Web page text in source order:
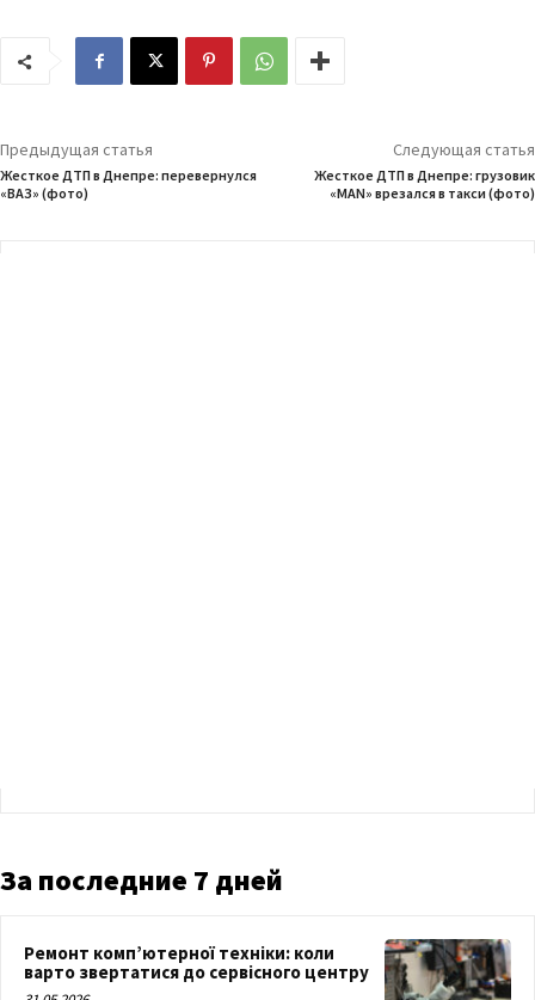
Предыдущая статья
Жесткое ДТП в Днепре: перевернулся
«ВАЗ» (фото)
Следующая статья
Жесткое ДТП в Днепре: грузовик
«MAN» врезался в такси (фото)
За последние 7 дней
Ремонт комп’ютерної техніки: коли
варто звертатися до сервісного центру